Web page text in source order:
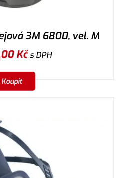
3M 6800, vel. M
Kčs DPH
Koupit